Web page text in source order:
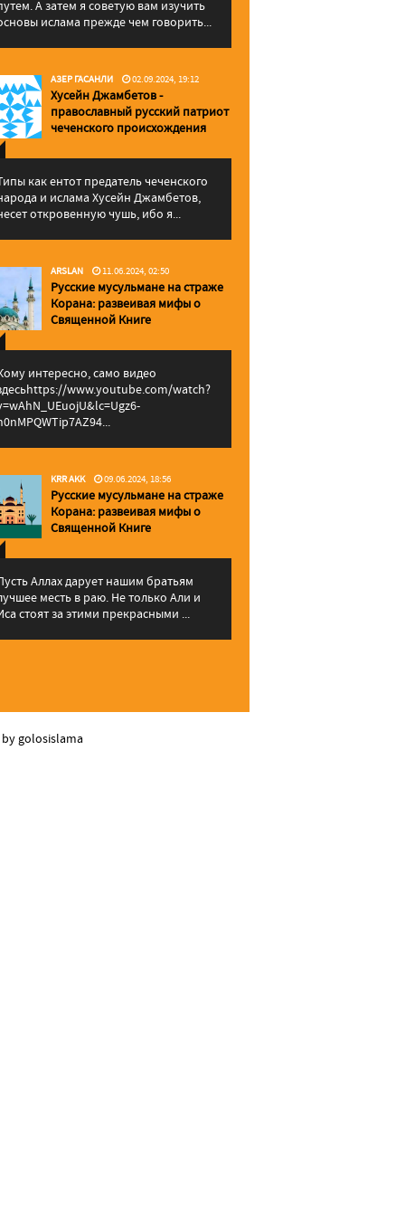
А затем я советую вам изучить
ислама прежде чем говорить...
АЗЕР ГАСАНЛИ 02.09.2024, 19:12
Хусейн Джамбетов -
православный русский патриот
чеченского происхождения
как ентот предатель чеченского
и ислама Хусейн Джамбетов,
откровенную чушь, ибо я...
ARSLAN 11.06.2024, 02:50
Русские мусульмане на страже
Корана: pазвеивая мифы о
Священной Книге
интересно, само видео
www.youtube.com/watch?
KRR AKK 09.06.2024, 18:56
Русские мусульмане на страже
Корана: pазвеивая мифы о
Священной Книге
Аллах дарует нашим братьям
месть в раю. Не только Али и
стоят за этими прекрасными ...
golosislama